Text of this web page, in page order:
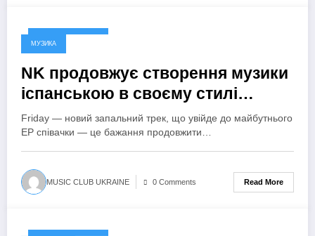
17 Вересня, 2024
МУЗИКА
NK продовжує створення музики
іспанською в своєму стилі
unique creativity
Friday — новий запальний трек, що увійде до майбутнього
EP співачки — це бажання продовжити…
MUSIC CLUB UKRAINE 0 Comments Read More